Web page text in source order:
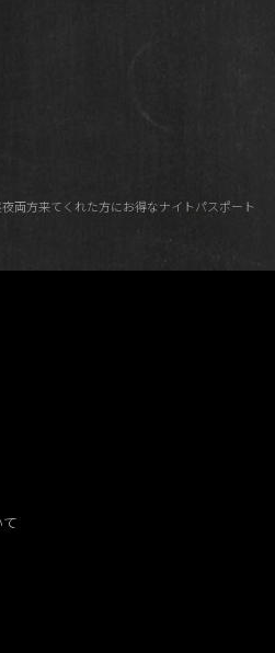
両方来てくれた方にお得なナイトパスポート